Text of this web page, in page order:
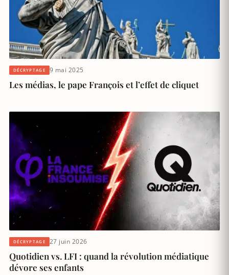
DÉCRYPTAGE 9 mai 2025
Les médias, le pape François et l’effet de cliquet
DÉCRYPTAGE 27 juin 2026
Quotidien vs. LFI : quand la révolution médiatique
dévore ses enfants